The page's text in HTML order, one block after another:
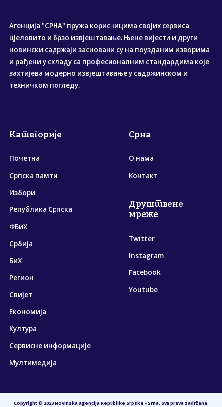
Агенција "СРНА" пружа корисницима својих сервиса
цјеловито и брзо извјештавање. Њене вијести и други
новински садржаји засновани су на поузданим изворима
и рађени у складу са професионалним стандардима које
захтијева модерно извјештавање у садржинском и
техничком погледу.
Категорије
Почетна
Српска памти
Избори
Република Српска
ФБиХ
Србија
БиХ
Регион
Свијет
Економија
Култура
Сервисне информације
Мултимедија
Срна
О нама
Контакт
Друштвене
мреже
Twitter
Instagram
Facebook
Youtube
Copyright © 2023 Novinska agencija Republike Srpske - Srna. Sva prava zadržana.